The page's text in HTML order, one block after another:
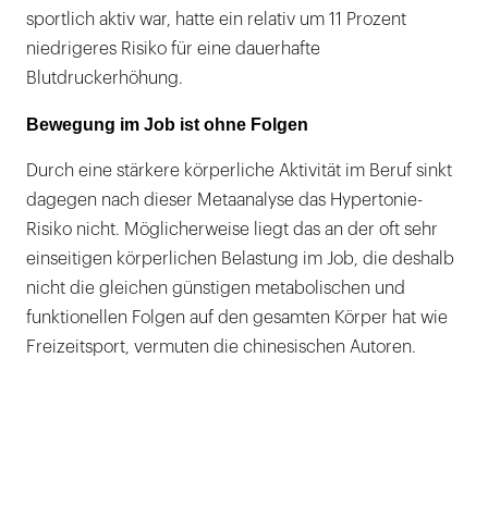
sportlich aktiv war, hatte ein relativ um 11 Prozent
niedrigeres Risiko für eine dauerhafte
Blutdruckerhöhung.
Bewegung im Job ist ohne Folgen
Durch eine stärkere körperliche Aktivität im Beruf sinkt
dagegen nach dieser Metaanalyse das Hypertonie-
Risiko nicht. Möglicherweise liegt das an der oft sehr
einseitigen körperlichen Belastung im Job, die deshalb
nicht die gleichen günstigen metabolischen und
funktionellen Folgen auf den gesamten Körper hat wie
Freizeitsport, vermuten die chinesischen Autoren.